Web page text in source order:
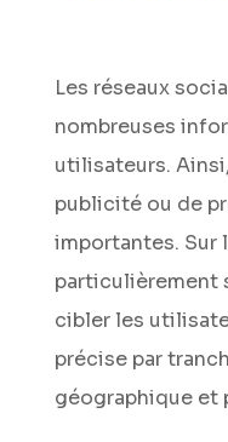
Les réseaux
nombreuses
utilisateurs.
publicité ou de
importantes. Sur
particulièrement
cibler les
précise par
géographique et